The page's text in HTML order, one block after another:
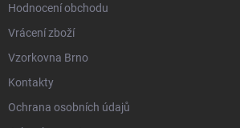
Hodnocení obchodu
Vrácení zboží
Vzorkovna Brno
Kontakty
Ochrana osobních údajů